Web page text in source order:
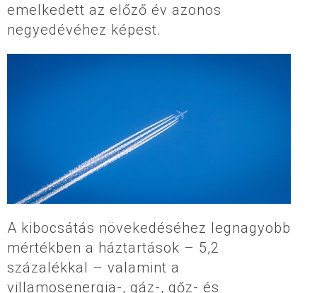
emelkedett az előző év azonos
negyedévéhez képest.
A kibocsátás növekedéséhez legnagyobb
mértékben a háztartások – 5,2
százalékkal – valamint a
villamosenergia-, gáz-, gőz- és